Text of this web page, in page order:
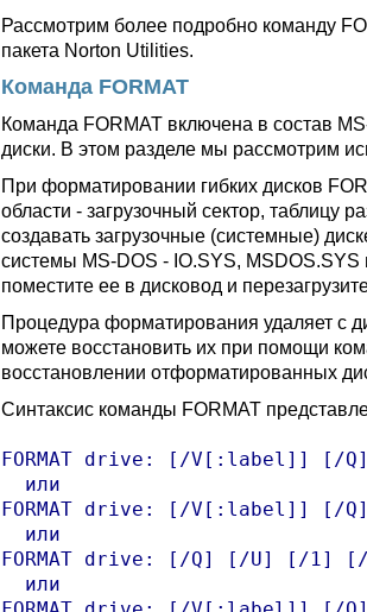
Рассмотрим более подробно команду
пакета Norton Utilities.
Команда FORMAT
Команда FORMAT включена в состав
диски. В этом разделе мы рассмотрим
При форматировании гибких дисков
области - загрузочный сектор, таблицу
создавать загрузочные (системные)
системы MS-DOS - IO.SYS, MSDOS.SYS
поместите ее в дисковод и
Процедура форматирования удаляет с
можете восстановить их при помощи
восстановлении отформатированных
Синтаксис команды FORMAT
FORMAT drive: [/V[:label]]
  или
FORMAT drive: [/V[:label]]
  или
FORMAT drive: [/Q] [/U] [/
  или